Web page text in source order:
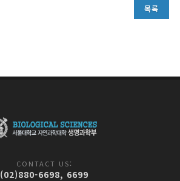
목록
CONTACT US:
(02)880-6698, 6699